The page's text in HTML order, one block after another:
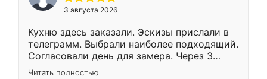
3 августа 2026
Кухню здесь заказали. Эскизы прислали в
телеграмм. Выбрали наиболее подходящий.
Согласовали день для замера. Через 3
недели кухня была уже готова. Остались
Читать полностью